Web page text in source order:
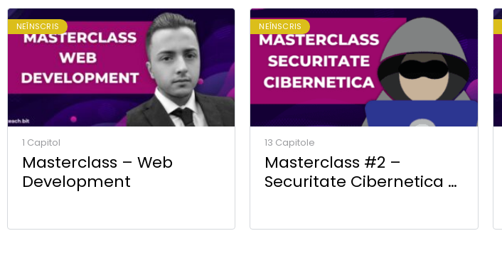
NEÎNSCRIS
1 Capitol
Masterclass – Web
Development
NEÎNSCRIS
13 Capitole
Masterclass #2 –
Securitate Cibernetica &